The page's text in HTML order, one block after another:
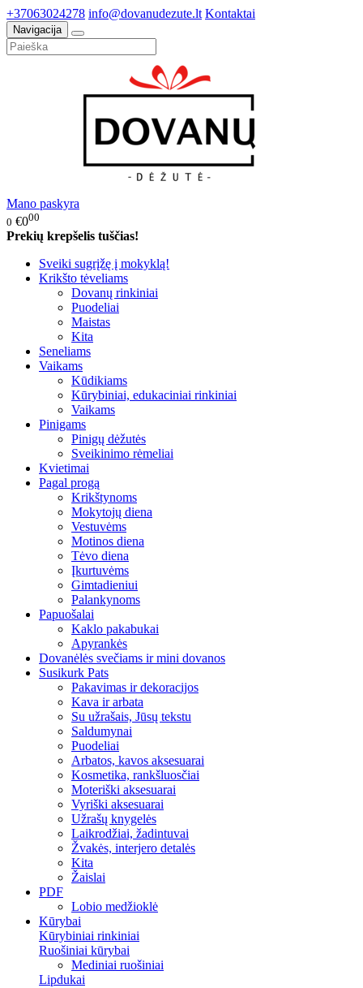
+37063024278 info@dovanudezute.lt Kontaktai
Navigacija
Mano paskyra
0 €000
Prekių krepšelis tuščias!
Sveiki sugrįžę į mokyklą!
Krikšto tėveliams
Dovanų rinkiniai
Puodeliai
Maistas
Kita
Seneliams
Vaikams
Kūdikiams
Kūrybiniai, edukaciniai rinkiniai
Vaikams
Pinigams
Pinigų dėžutės
Sveikinimo rėmeliai
Kvietimai
Pagal progą
Krikštynoms
Mokytojų diena
Vestuvėms
Motinos diena
Tėvo diena
Įkurtuvėms
Gimtadieniui
Palankynoms
Papuošalai
Kaklo pakabukai
Apyrankės
Dovanėlės svečiams ir mini dovanos
Susikurk Pats
Pakavimas ir dekoracijos
Kava ir arbata
Su užrašais, Jūsų tekstu
Saldumynai
Puodeliai
Arbatos, kavos aksesuarai
Kosmetika, rankšluosčiai
Moteriški aksesuarai
Vyriški aksesuarai
Užrašų knygelės
Laikrodžiai, žadintuvai
Žvakės, interjero detalės
Kita
Žaislai
PDF
Lobio medžioklė
Kūrybai
Kūrybiniai rinkiniai
Ruošiniai kūrybai
Mediniai ruošiniai
Lipdukai